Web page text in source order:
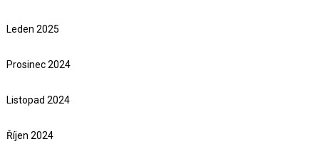
Leden 2025
Prosinec 2024
Listopad 2024
Říjen 2024